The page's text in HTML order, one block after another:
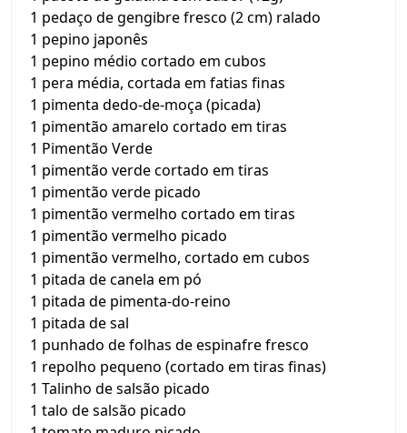
1 pedaço de gengibre fresco (2 cm) ralado
1 pepino japonês
1 pepino médio cortado em cubos
1 pera média, cortada em fatias finas
1 pimenta dedo-de-moça (picada)
1 pimentão amarelo cortado em tiras
1 Pimentão Verde
1 pimentão verde cortado em tiras
1 pimentão verde picado
1 pimentão vermelho cortado em tiras
1 pimentão vermelho picado
1 pimentão vermelho, cortado em cubos
1 pitada de canela em pó
1 pitada de pimenta-do-reino
1 pitada de sal
1 punhado de folhas de espinafre fresco
1 repolho pequeno (cortado em tiras finas)
1 Talinho de salsão picado
1 talo de salsão picado